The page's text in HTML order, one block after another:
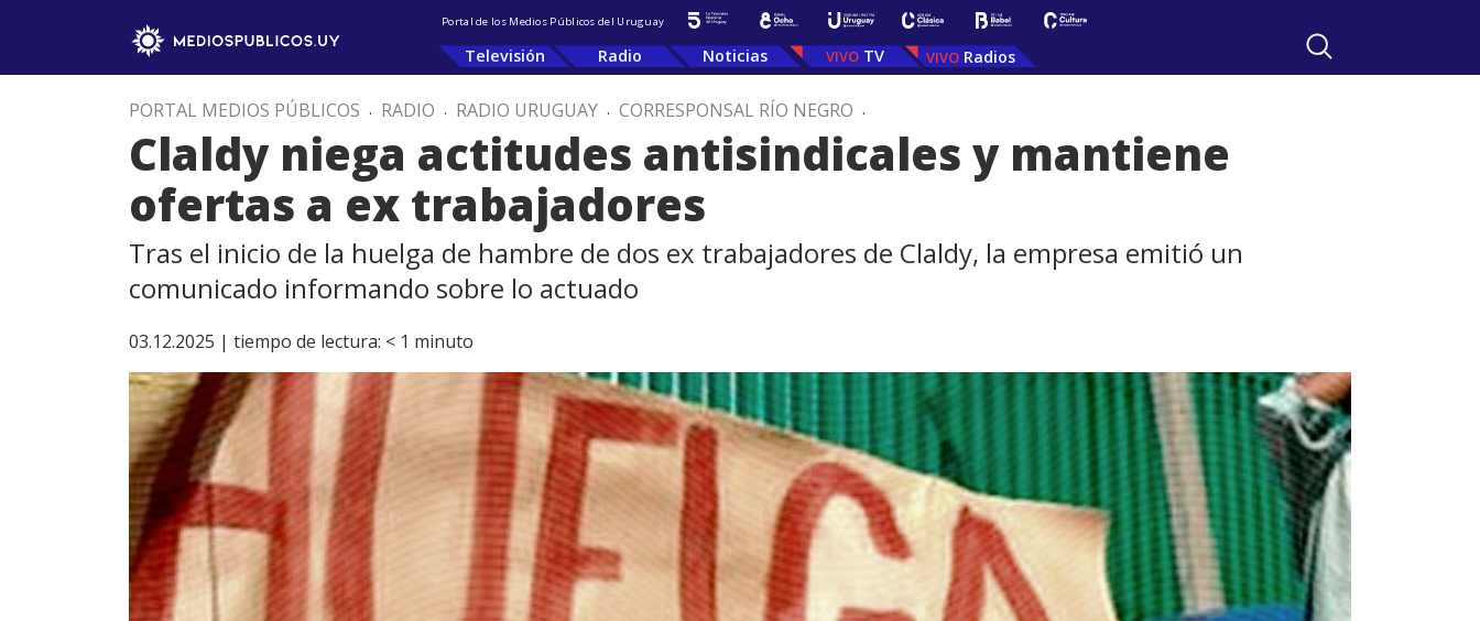
Portal de los Medios Públicos del Uruguay
Televisión Radio Noticias TV Radios
PORTAL MEDIOS PÚBLICOS . RADIO . RADIO URUGUAY . CORRESPONSAL RÍO NEGRO .
Claldy niega actitudes antisindicales y mantiene
ofertas a ex trabajadores
Tras el inicio de la huelga de hambre de dos ex trabajadores de Claldy, la empresa emitió un
comunicado informando sobre lo actuado
03.12.2025 | tiempo de lectura: < 1 minuto